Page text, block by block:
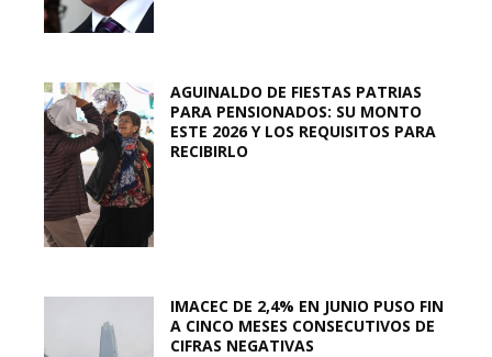
AGUINALDO DE FIESTAS PATRIAS
PARA PENSIONADOS: SU MONTO
ESTE 2026 Y LOS REQUISITOS PARA
RECIBIRLO
IMACEC DE 2,4% EN JUNIO PUSO FIN
A CINCO MESES CONSECUTIVOS DE
CIFRAS NEGATIVAS